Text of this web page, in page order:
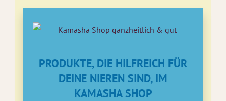
PRODUKTE, DIE HILFREICH FÜR
DEINE NIEREN SIND, IM
KAMASHA SHOP